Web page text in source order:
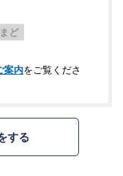
ど
案内をご覧くださ
する